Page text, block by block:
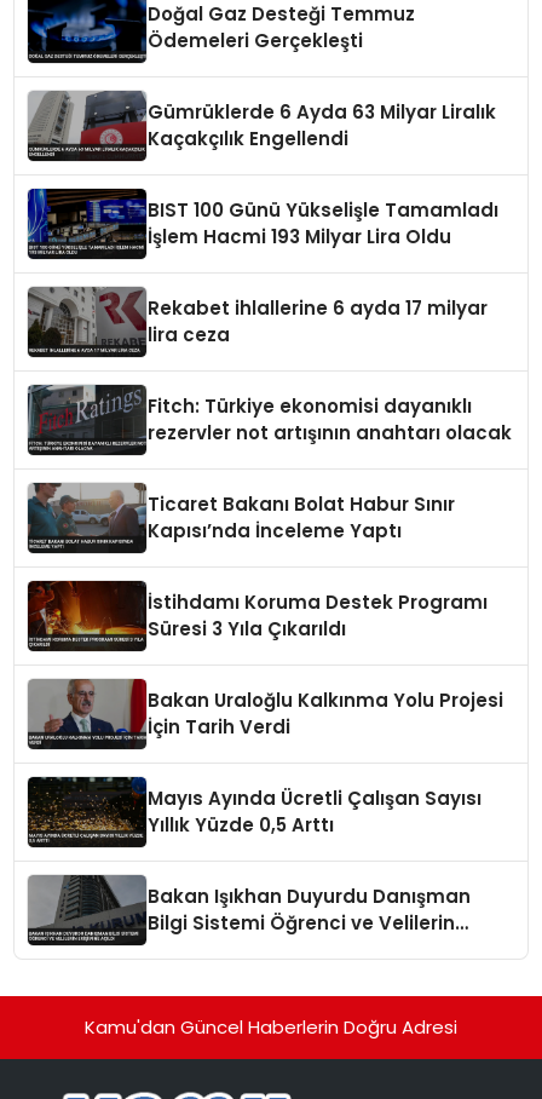
Doğal Gaz Desteği Temmuz
Ödemeleri Gerçekleşti
Gümrüklerde 6 Ayda 63 Milyar Liralık
Kaçakçılık Engellendi
BIST 100 Günü Yükselişle Tamamladı
İşlem Hacmi 193 Milyar Lira Oldu
Rekabet ihlallerine 6 ayda 17 milyar
lira ceza
Fitch: Türkiye ekonomisi dayanıklı
rezervler not artışının anahtarı olacak
Ticaret Bakanı Bolat Habur Sınır
Kapısı’nda İnceleme Yaptı
İstihdamı Koruma Destek Programı
Süresi 3 Yıla Çıkarıldı
Bakan Uraloğlu Kalkınma Yolu Projesi
İçin Tarih Verdi
Mayıs Ayında Ücretli Çalışan Sayısı
Yıllık Yüzde 0,5 Arttı
Bakan Işıkhan Duyurdu Danışman
Bilgi Sistemi Öğrenci ve Velilerin
Kamu'dan Güncel Haberlerin Doğru Adresi